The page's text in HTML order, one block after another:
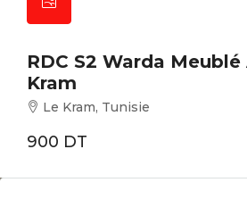
RDC S2 Warda
Kram
Le Kram, Tunisie
900 DT